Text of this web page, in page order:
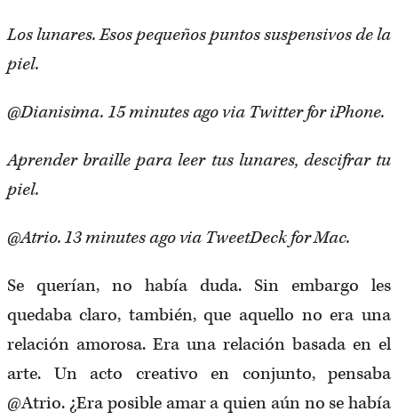
Los lunares. Esos pequeños puntos suspensivos de la
piel.
@Dianisima. 15 minutes ago via Twitter for iPhone.
Aprender braille para leer tus lunares, descifrar tu
piel.
@Atrio. 13 minutes ago via TweetDeck for Mac.
Se querían, no había duda. Sin embargo les
quedaba claro, también, que aquello no era una
relación amorosa. Era una relación basada en el
arte. Un acto creativo en conjunto, pensaba
@Atrio. ¿Era posible amar a quien aún no se había